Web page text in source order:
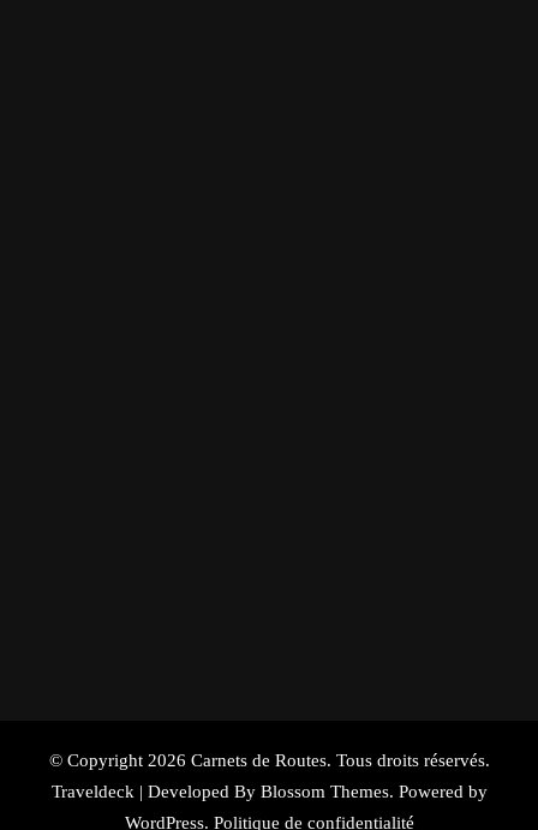
© Copyright 2026 Carnets de Routes. Tous droits réservés.
Traveldeck | Developed By Blossom Themes. Powered by
WordPress. Politique de confidentialité